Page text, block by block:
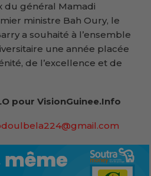
général Mamadi
ministre Bah Oury, le
a souhaité à l’ensemble
une année placée
de l’excellence et de
pour VisionGuinee.Info